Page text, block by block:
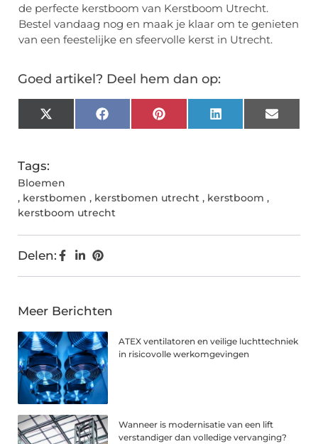
de perfecte kerstboom van Kerstboom Utrecht.
Bestel vandaag nog en maak je klaar om te genieten
van een feestelijke en sfeervolle kerst in Utrecht.
Goed artikel? Deel hem dan op:
X
(Twitter)
FacebookPinterestLinkedInEmail
Tags:
Bloemen
, kerstbomen , kerstbomen utrecht , kerstboom ,
kerstboom utrecht
Delen:
Meer Berichten
ATEX ventilatoren en veilige luchttechniek
in risicovolle werkomgevingen
Wanneer is modernisatie van een lift
verstandiger dan volledige vervanging?